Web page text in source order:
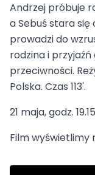
Andrzej próbuje
a Sebuś stara się
prowadzi do
rodzina i przyjaźń
przeciwności.
Polska. Czas 113'.
21 maja, godz. 19.15
Film wyświetlimy